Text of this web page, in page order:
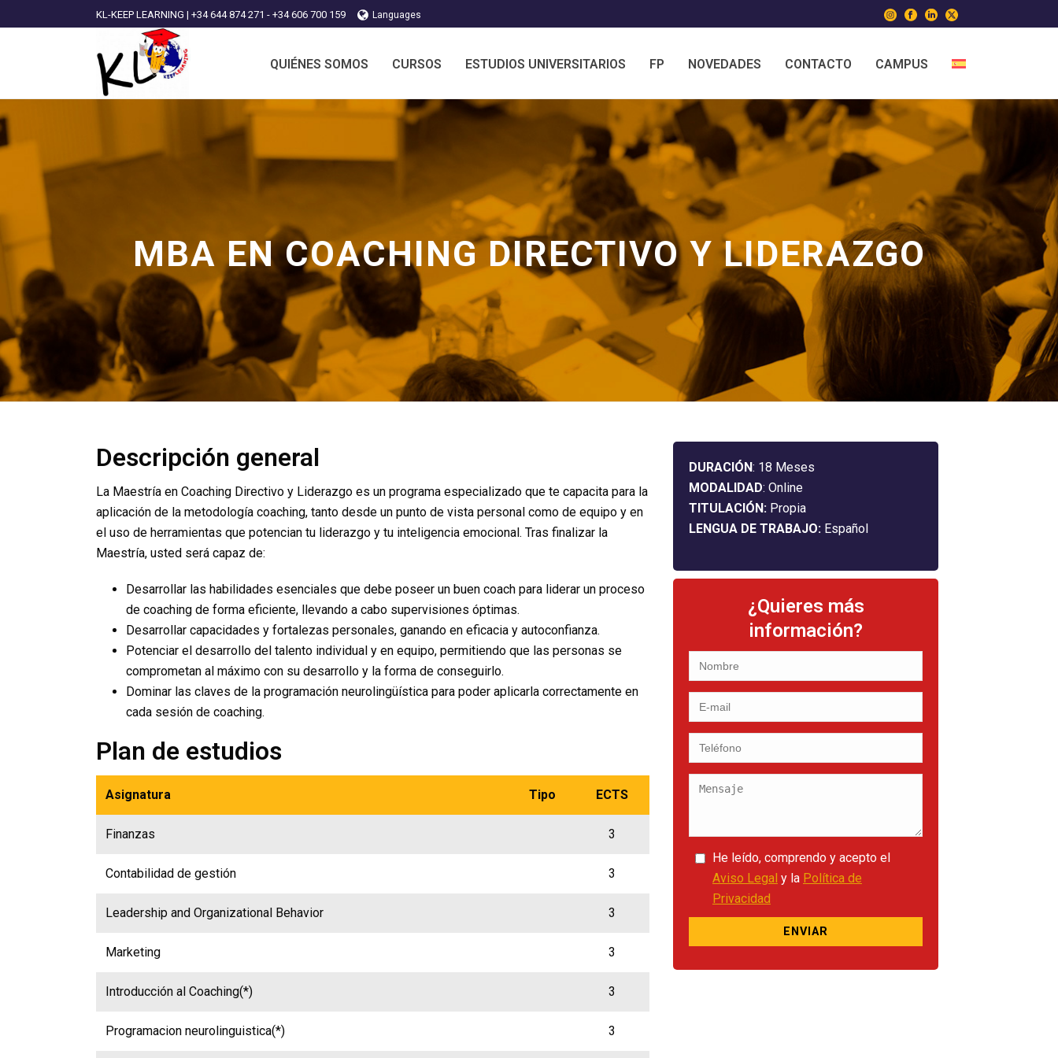
KL-KEEP LEARNING | +34 644 874 271 - +34 606 700 159 Languages
QUIÉNES SOMOS CURSOS ESTUDIOS UNIVERSITARIOS FP NOVEDADES CONTACTO CAMPUS
MBA EN COACHING DIRECTIVO Y LIDERAZGO
Descripción general
La Maestría en Coaching Directivo y Liderazgo es un programa especializado que te capacita para la
aplicación de la metodología coaching, tanto desde un punto de vista personal como de equipo y en
el uso de herramientas que potencian tu liderazgo y tu inteligencia emocional. Tras finalizar la
Maestría, usted será capaz de:
Desarrollar las habilidades esenciales que debe poseer un buen coach para liderar un proceso
de coaching de forma eficiente, llevando a cabo supervisiones óptimas.
Desarrollar capacidades y fortalezas personales, ganando en eficacia y autoconfianza.
Potenciar el desarrollo del talento individual y en equipo, permitiendo que las personas se
comprometan al máximo con su desarrollo y la forma de conseguirlo.
Dominar las claves de la programación neurolingüística para poder aplicarla correctamente en
cada sesión de coaching.
Plan de estudios
Asignatura Tipo ECTS
Finanzas 3
Contabilidad de gestión 3
Leadership and Organizational Behavior 3
Marketing 3
Introducción al Coaching(*) 3
Programacion neurolinguistica(*) 3
DURACIÓN: 18 Meses
MODALIDAD: Online
TITULACIÓN: Propia
LENGUA DE TRABAJO: Español
¿Quieres más
información?
He leído, comprendo y acepto el
Aviso Legal y la Política de
Privacidad